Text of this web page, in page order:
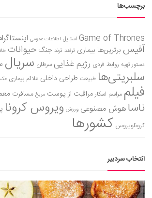
برچسب‌ها
Game of Thrones استایل اطلاعات عمومی
آفیس برترین‌ها بیماری ترفند ترند جنگ حیوانات
دستور تهیه روابط فردی رژیم غذاییسرطان سریال
سلبریتی‌ها طبیعت طراحی داخلی علائم بیماری
فیلم مراسم اسکارمراقبت از پوست مریخ مسافرت
ناساهوش مصنوعی ورزش ویروس کرونا
کروناویروس کشورها
انتخاب سردبیر